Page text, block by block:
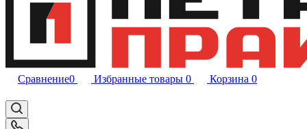
Сравнение0 Избранные товары 0 Корзина 0